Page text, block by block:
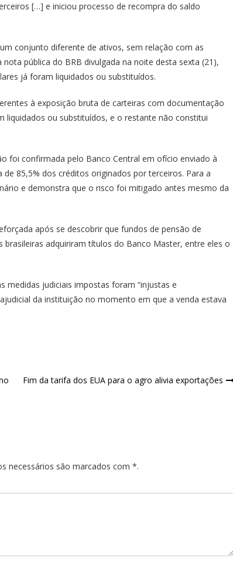
[…] e iniciou processo de recompra do saldo
conjunto diferente de ativos, sem relação com as
pública do BRB divulgada na noite desta sexta (21),
já foram liquidados ou substituídos.
à exposição bruta de carteiras com documentação
liquidados ou substituídos, e o restante não constitui
foi confirmada pelo Banco Central em ofício enviado à
85,5% dos créditos originados por terceiros. Para a
e demonstra que o risco foi mitigado antes mesmo da
após se descobrir que fundos de pensão de
brasileiras adquiriram títulos do Banco Master, entre eles o
medidas judiciais impostas foram “injustas e
da instituição no momento em que a venda estava
Fim da tarifa dos EUA para o agro alivia exportações
necessários são marcados com *.